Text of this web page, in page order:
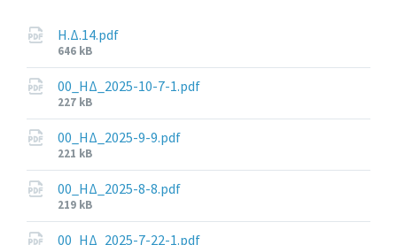
Η.Δ.14.pdf
File
size:
646 kB
00_ΗΔ_2025-10-7-1.pdf
File
size:
227 kB
00_ΗΔ_2025-9-9.pdf
File
size:
221 kB
00_ΗΔ_2025-8-8.pdf
File
size:
219 kB
00_ΗΔ_2025-7-22-1.pdf